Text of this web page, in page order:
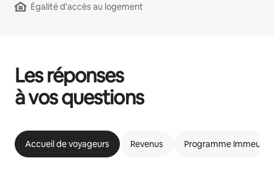
Égalité d'accès au logement
Les réponses
à vos questions
Accueil de voyageurs Revenus Programme